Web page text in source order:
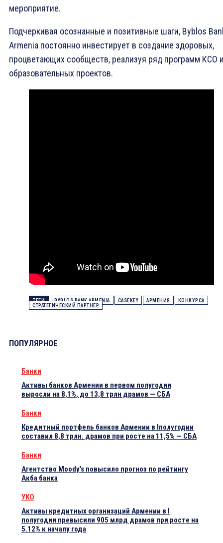
мероприятие.
Подчеркивая осознанные и позитивные шаги, Byblos
Armenia постоянно инвестирует в создание здоровых,
процветающих сообществ, реализуя ряд программ КСО
образовательных проектов.
ТЕГИ BYBLOS BANK ARMENIA CASEKEY АРМЕНИЯ
КОНКУРСА
СТРАТЕГИЧЕСКИЙ ПАРТНЕР
ПОПУЛЯРНОЕ
Банки
Активы банков Армении в первом полугодии
выросли на 8,1%, до 13,8 трлн драмов — СБА
Банки
Кредитный портфель банков Армении в Iполугодии
составил 8,8 трлн. драмов при росте на 11,5% — СБА
Банки
Агентство Moody’s повысило прогноз по рейтингу
Акба банка
УКО
Активы кредитных организаций Армении в I
полугодии превысили 905 млрд драмов при росте на
5.12% к началу года